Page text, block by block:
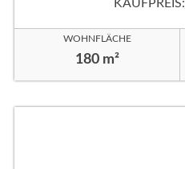
KAUFPREIS:
WOHNFLÄCHE
180 m²